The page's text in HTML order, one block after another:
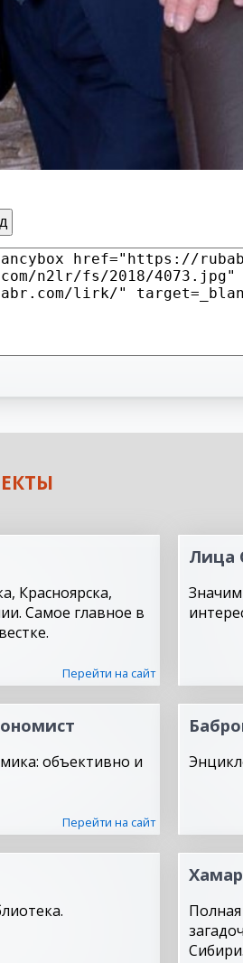
Красноярска,
Самое главное в
Перейти на сайт
Лица
объективно и
Перейти на сайт
Хамар
Сибири.